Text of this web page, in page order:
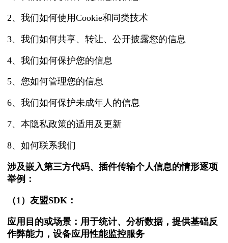
2、我们如何使用Cookie和同类技术
3、我们如何共享、转让、公开披露您的信息
4、我们如何保护您的信息
5、您如何管理您的信息
6、我们如何保护未成年人的信息
7、本隐私政策的适用及更新
8、如何联系我们
涉及嵌入第三方代码、插件传输个人信息的情形逐项
举例：
（1）友盟SDK ：
应用目的或场景：用于统计、分析数据，提供基础反
作弊能力，设备应用性能监控服务